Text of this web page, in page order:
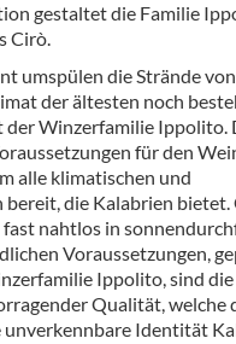
Alkoholfreie
Öle & Küchenartikel
Kaffee
Barzubehör
Equipment
Verpackung
gestaltet die Familie
Cirò.
umspülen die Strände
der ältesten noch
der Winzerfamilie Ippolito.
für den
alle klimatischen und
die Kalabrien bietet.
nahtlos in
Voraussetzungen,
Ippolito, sind die
Qualität, welche
Identität